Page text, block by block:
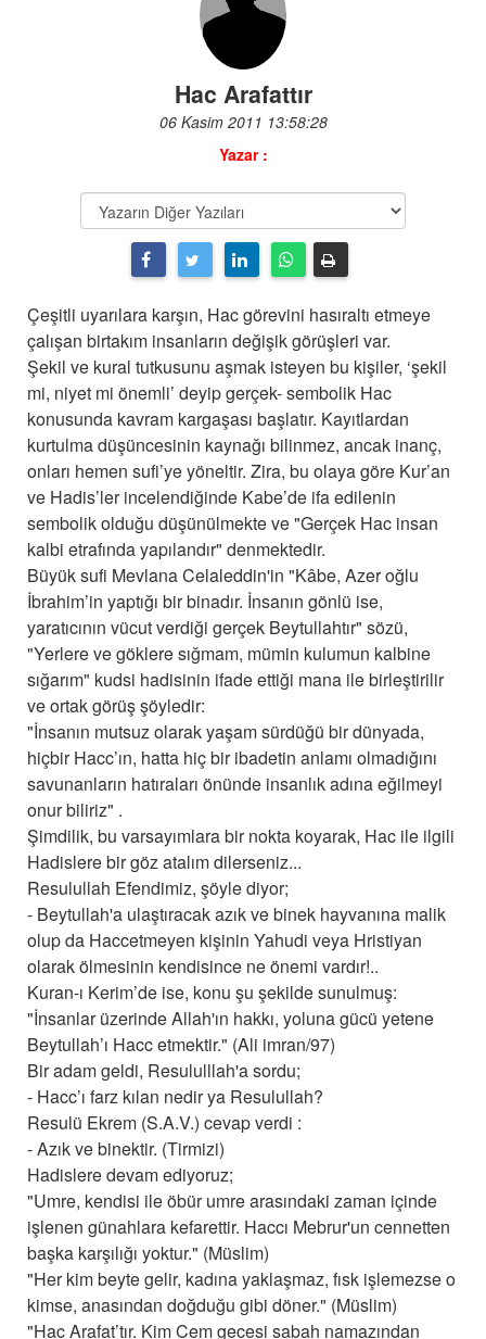
Hac Arafattır
06 Kasim 2011 13:58:28
Yazar :
Çeşitli uyarılara karşın, Hac görevini hasıraltı etmeye
çalışan birtakım insanların değişik görüşleri var.
Şekil ve kural tutkusunu aşmak isteyen bu kişiler, ‘şekil
mi, niyet mi önemli’ deyip gerçek- sembolik Hac
konusunda kavram kargaşası başlatır. Kayıtlardan
kurtulma düşüncesinin kaynağı bilinmez, ancak inanç,
onları hemen sufi’ye yöneltir. Zira, bu olaya göre Kur’an
ve Hadis’ler incelendiğinde Kabe’de ifa edilenin
sembolik olduğu düşünülmekte ve "Gerçek Hac insan
kalbi etrafında yapılandır" denmektedir.
Büyük sufi Mevlana Celaleddin'in "Kâbe, Azer oğlu
İbrahim’in yaptığı bir binadır. İnsanın gönlü ise,
yaratıcının vücut verdiği gerçek Beytullahtır" sözü,
"Yerlere ve göklere sığmam, mümin kulumun kalbine
sığarım" kudsi hadisinin ifade ettiği mana ile birleştirilir
ve ortak görüş şöyledir:
"İnsanın mutsuz olarak yaşam sürdüğü bir dünyada,
hiçbir Hacc’ın, hatta hiç bir ibadetin anlamı olmadığını
savunanların hatıraları önünde insanlık adına eğilmeyi
onur biliriz" .
Şimdilik, bu varsayımlara bir nokta koyarak, Hac ile ilgili
Hadislere bir göz atalım dilerseniz...
Resulullah Efendimiz, şöyle diyor;
- Beytullah'a ulaştıracak azık ve binek hayvanına malik
olup da Haccetmeyen kişinin Yahudi veya Hristiyan
olarak ölmesinin kendisince ne önemi vardır!..
Kuran-ı Kerim’de ise, konu şu şekilde sunulmuş:
"İnsanlar üzerinde Allah'ın hakkı, yoluna gücü yetene
Beytullah’ı Hacc etmektir." (Ali imran/97)
Bir adam geldi, Resululllah'a sordu;
- Hacc’ı farz kılan nedir ya Resulullah?
Resulü Ekrem (S.A.V.) cevap verdi :
- Azık ve binektir. (Tirmizi)
Hadislere devam ediyoruz;
"Umre, kendisi ile öbür umre arasındaki zaman içinde
işlenen günahlara kefarettir. Haccı Mebrur'un cennetten
başka karşılığı yoktur." (Müslim)
"Her kim beyte gelir, kadına yaklaşmaz, fısk işlemezse o
kimse, anasından doğduğu gibi döner." (Müslim)
"Hac Arafat’tır. Kim Cem gecesi sabah namazından